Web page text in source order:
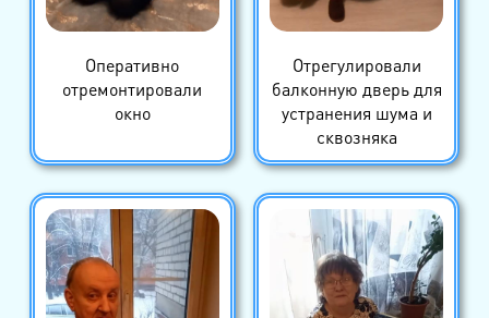
Оперативно
отремонтировали
окно
Отрегулировали
балконную дверь для
устранения шума и
сквозняка